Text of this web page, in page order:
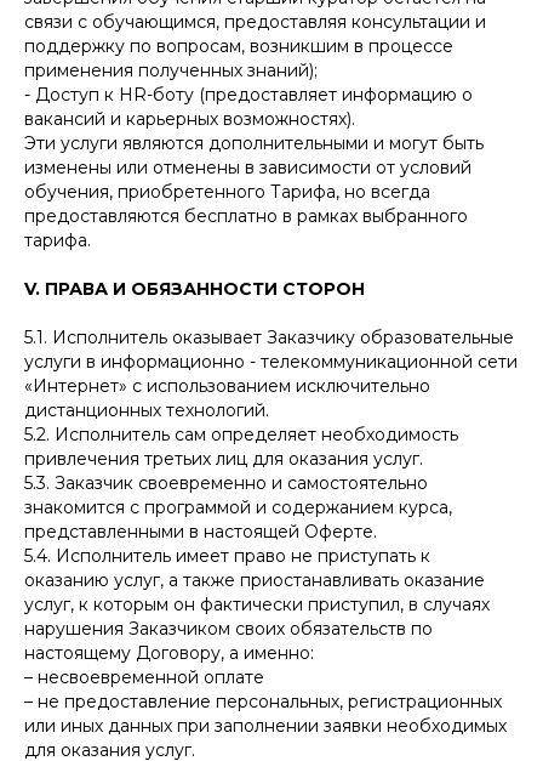
связи с обучающимся, предоставляя консультации и
поддержку по вопросам, возникшим в процессе
применения полученных знаний);
- Доступ к HR-боту (предоставляет информацию о
вакансий и карьерных возможностях).
Эти услуги являются дополнительными и могут быть
изменены или отменены в зависимости от условий
обучения, приобретенного Тарифа, но всегда
предоставляются бесплатно в рамках выбранного
тарифа.
V. ПРАВА И ОБЯЗАННОСТИ СТОРОН
5.1. Исполнитель оказывает Заказчику образовательные
услуги в информационно - телекоммуникационной сети
«Интернет» с использованием исключительно
дистанционных технологий.
5.2. Исполнитель сам определяет необходимость
привлечения третьих лиц для оказания услуг.
5.3. Заказчик своевременно и самостоятельно
знакомится с программой и содержанием курса,
представленными в настоящей Оферте.
5.4. Исполнитель имеет право не приступать к
оказанию услуг, а также приостанавливать оказание
услуг, к которым он фактически приступил, в случаях
нарушения Заказчиком своих обязательств по
настоящему Договору, а именно:
– несвоевременной оплате
– не предоставление персональных, регистрационных
или иных данных при заполнении заявки необходимых
для оказания услуг.